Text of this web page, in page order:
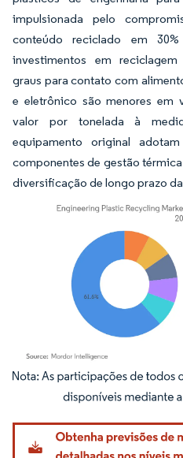
impulsionada pelo
conteúdo reciclado em
investimentos em
graus para contato com
e eletrônico são menores em
valor por tonelada à
equipamento original
componentes de gestão
diversificação de longo prazo
Imagem © Mordor Intelligence. O reuso